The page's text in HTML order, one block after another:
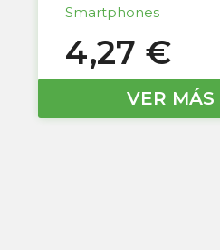
Smartphones
4,27 €
VER MÁS